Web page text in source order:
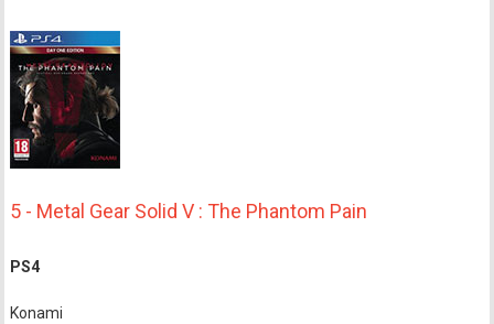
5 - Metal Gear Solid V : The Phantom Pain
PS4
Konami